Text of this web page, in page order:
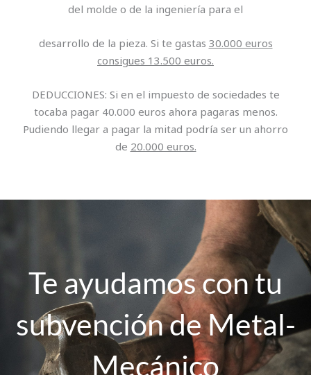
del molde o de la ingeniería para el
desarrollo de la pieza. Si te gastas 30.000 euros
consigues 13.500 euros.
DEDUCCIONES: Si en el impuesto de sociedades te
tocaba pagar 40.000 euros ahora pagaras menos.
Pudiendo llegar a pagar la mitad podría ser un ahorro
de 20.000 euros.
Te ayudamos con tu
subvención de Metal-
Mecánico